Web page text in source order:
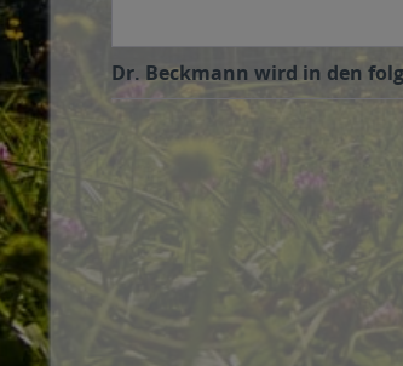
Dr. Beckmann wird in den